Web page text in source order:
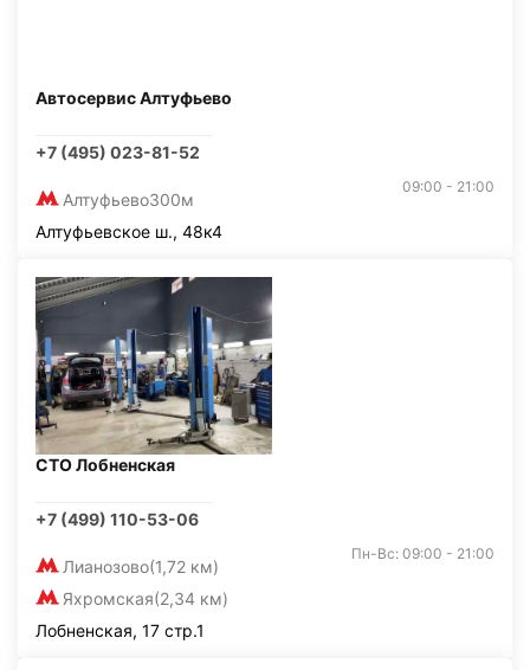
Автосервис Алтуфьево
+7 (495) 023-81-52
Алтуфьево300м
09:00 - 21:00
Алтуфьевское ш., 48к4
СТО Лобненская
+7 (499) 110-53-06
Лианозово(1,72 км)
Яхромская(2,34 км)
Пн-Вс: 09:00 - 21:00
Лобненская, 17 стр.1